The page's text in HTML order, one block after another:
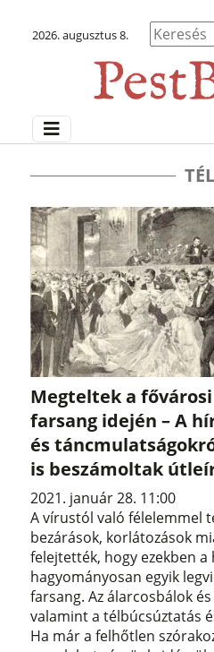
2026. augusztus 8.
TÉL
Megteltek a
farsang idején – A
és
is beszámoltak
2021. január 28. 11:00
A vírustól való félelemmel
bezárások, korlátozások
felejtették, hogy ezekben a
hagyományosan egyik
farsang. Az álarcosbálok
valamint a télbúcsúztatás
Ha már a felhőtlen